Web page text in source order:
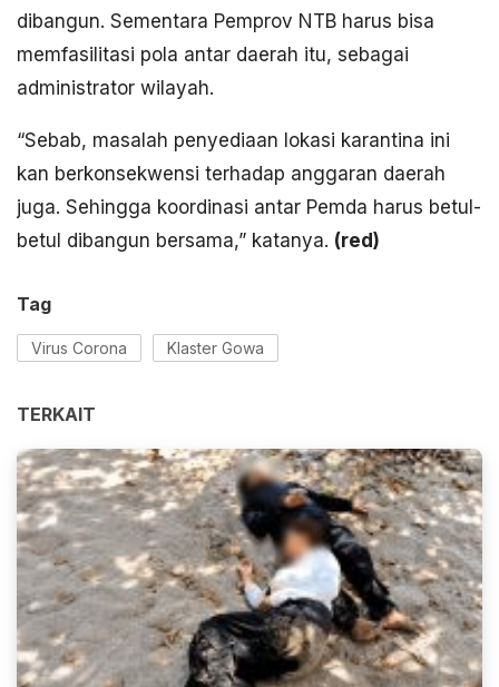
dibangun. Sementara Pemprov NTB harus bisa
memfasilitasi pola antar daerah itu, sebagai
administrator wilayah.
“Sebab, masalah penyediaan lokasi karantina ini
kan berkonsekwensi terhadap anggaran daerah
juga. Sehingga koordinasi antar Pemda harus betul-
betul dibangun bersama,” katanya. (red)
Tag
Virus Corona Klaster Gowa
TERKAIT